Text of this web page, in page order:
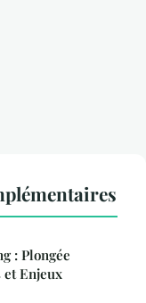
: Plongée
Enjeux